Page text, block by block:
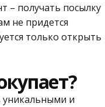
– получать посылку
не придется
только открыть
уникальными и